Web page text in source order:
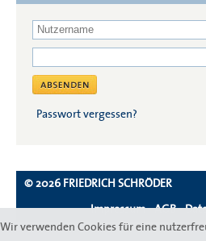
Passwort vergessen?
© 2026 FRIEDRICH SCHRÖDER
Impressum-AGB-
Wir verwenden Cookies für eine